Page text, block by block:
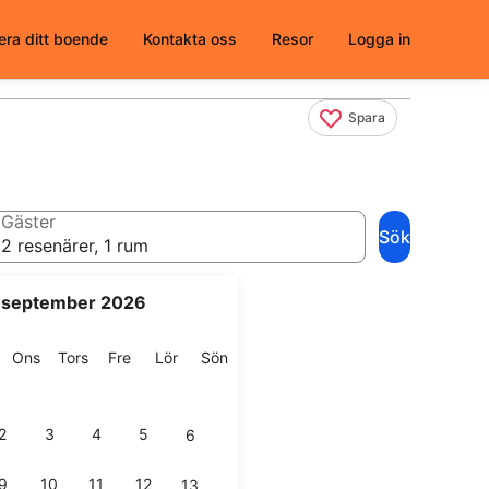
ditt boende Kontakta oss Resor Logga in
Spara
september 2026
OnsOnsdag
TorsTorsdag
FreFredag
LörLördag
SönSöndag
2 3 4 5 6
9 10 11 12 13
Gäster
2 resenärer, 1 rum
Sök